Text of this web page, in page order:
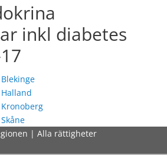
inkl diabetes
| Alla rättigheter